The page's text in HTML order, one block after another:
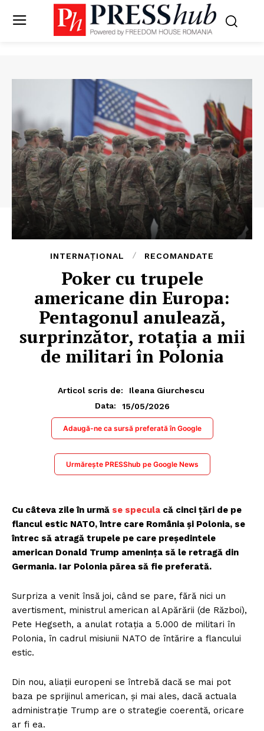
INTERNAȚIONAL RECOMANDATE
Poker cu trupele
americane din Europa:
Pentagonul anulează,
surprinzător, rotația a mii
de militari în Polonia
Articol scris de:
Ileana Giurchescu
Data:
15/05/2026
Adaugă-ne ca sursă preferată în Google
Urmărește PRESShub pe Google News
Cu câteva zile în urmă se specula că cinci țări de pe
flancul estic NATO, între care România și Polonia, se
întrec să atragă trupele pe care președintele
american Donald Trump amenința să le retragă din
Germania. Iar Polonia părea să fie preferată.
Surpriza a venit însă joi, când se pare, fără nici un
avertisment, ministrul american al Apărării (de Război),
Pete Hegseth, a anulat rotația a 5.000 de militari în
Polonia, în cadrul misiunii NATO de întărire a flancului
estic.
Din nou, aliații europeni se întrebă dacă se mai pot
baza pe sprijinul american, și mai ales, dacă actuala
administrație Trump are o strategie coerentă, oricare
ar fi ea.